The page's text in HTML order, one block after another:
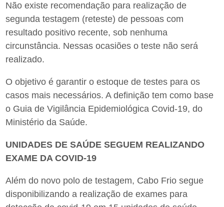
Não existe recomendação para realização de
segunda testagem (reteste) de pessoas com
resultado positivo recente, sob nenhuma
circunstância. Nessas ocasiões o teste não será
realizado.
O objetivo é garantir o estoque de testes para os
casos mais necessários. A definição tem como base
o Guia de Vigilância Epidemiológica Covid-19, do
Ministério da Saúde.
UNIDADES DE SAÚDE SEGUEM REALIZANDO
EXAME DA COVID-19
Além do novo polo de testagem, Cabo Frio segue
disponibilizando a realização de exames para